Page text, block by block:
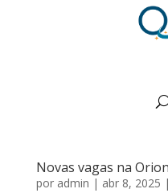
Novas vagas na
por admin | abr 8, 2025 |